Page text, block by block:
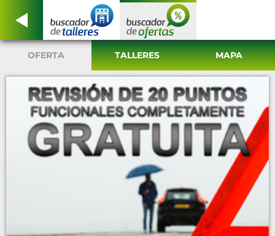
OFERTA TALLERES MAPA